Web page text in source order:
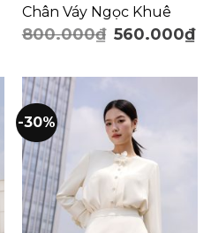
Chân Váy Ngọc Khuê
800.000₫ 560.000₫
-30%